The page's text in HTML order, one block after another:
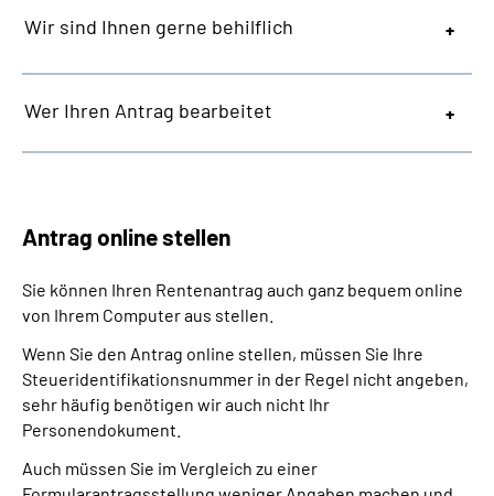
Wir sind Ihnen gerne behilflich
Wer Ihren Antrag bearbeitet
Antrag online stellen
Sie können Ihren Rentenantrag auch ganz bequem online
von Ihrem Computer aus stellen.
Wenn Sie den Antrag online stellen, müssen Sie Ihre
Steueridentifikationsnummer in der Regel nicht angeben,
sehr häufig benötigen wir auch nicht Ihr
Personendokument.
Auch müssen Sie im Vergleich zu einer